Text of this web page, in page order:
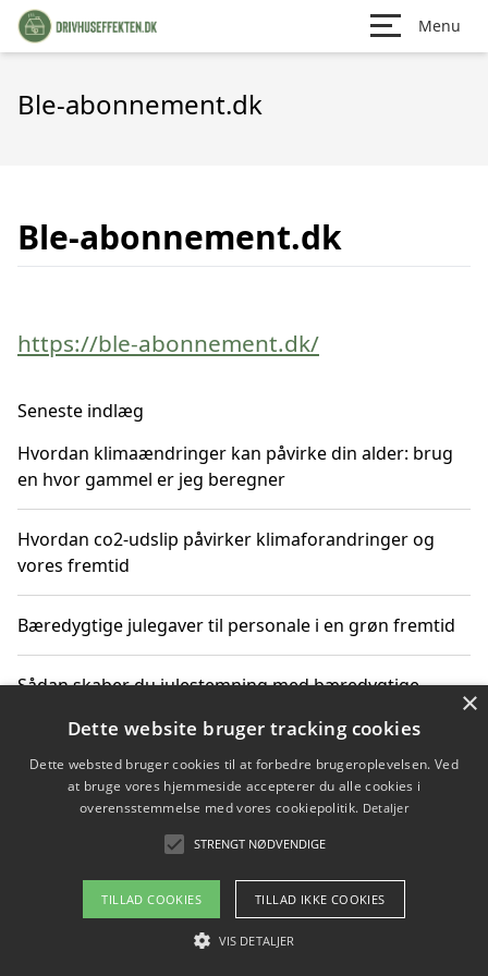
Menu
Ble-abonnement.dk
Ble-abonnement.dk
https://ble-abonnement.dk/
Seneste indlæg
Hvordan klimaændringer kan påvirke din alder: brug
en hvor gammel er jeg beregner
Hvordan co2-udslip påvirker klimaforandringer og
vores fremtid
Bæredygtige julegaver til personale i en grøn fremtid
Sådan skaber du julestemning med bæredygtige
Sådan skaber du et bæredygtigt hjem med familien i
Copyright 2026 - Pilanto Aps
Om / kontakt
×
Dette website bruger tracking cookies
Dette websted bruger cookies til at forbedre brugeroplevelsen. Ved
at bruge vores hjemmeside accepterer du alle cookies i
overensstemmelse med vores cookiepolitik. Detaljer
STRENGT NØDVENDIGE
TILLAD COOKIES TILLAD IKKE COOKIES
VIS DETALJER